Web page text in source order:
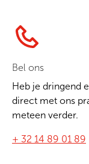
Bel ons
Heb je dringend
direct met ons
meteen verder.
+ 32 14 89 01 89